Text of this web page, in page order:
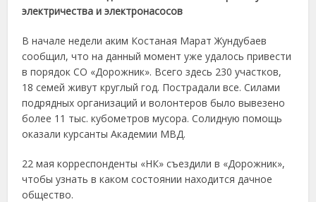
электричества и электронасосов
В начале недели аким Костаная Марат Жундубаев
сообщил, что на данный момент уже удалось привести
в порядок СО «Дорожник». Всего здесь 230 участков,
18 семей живут круглый год. Пострадали все. Силами
подрядных организаций и волонтеров было вывезено
более 11 тыс. кубометров мусора. Солидную помощь
оказали курсанты Академии МВД.
22 мая корреспонденты «НК» съездили в «Дорожник»,
чтобы узнать в каком состоянии находится дачное
общество.